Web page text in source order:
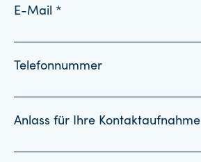
E-Mail *
Telefonnummer
Anlass für Ihre Kontaktaufnahme